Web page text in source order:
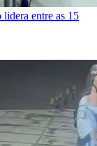
entre as 15